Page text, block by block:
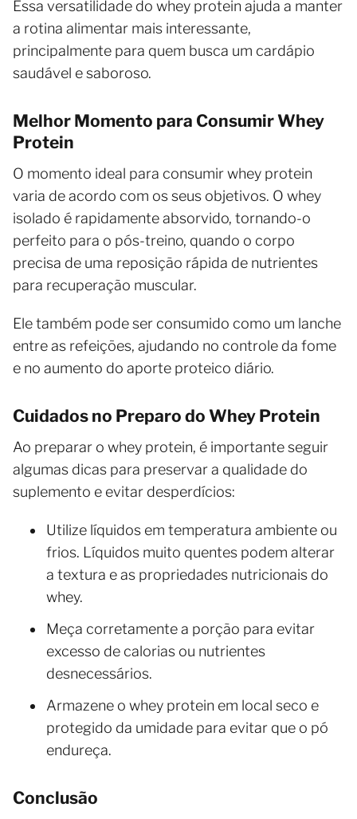
Essa versatilidade do whey protein ajuda a manter
a rotina alimentar mais interessante,
principalmente para quem busca um cardápio
saudável e saboroso.
Melhor Momento para Consumir Whey
Protein
O momento ideal para consumir whey protein
varia de acordo com os seus objetivos. O whey
isolado é rapidamente absorvido, tornando-o
perfeito para o pós-treino, quando o corpo
precisa de uma reposição rápida de nutrientes
para recuperação muscular.
Ele também pode ser consumido como um lanche
entre as refeições, ajudando no controle da fome
e no aumento do aporte proteico diário.
Cuidados no Preparo do Whey Protein
Ao preparar o whey protein, é importante seguir
algumas dicas para preservar a qualidade do
suplemento e evitar desperdícios:
Utilize líquidos em temperatura ambiente ou
frios. Líquidos muito quentes podem alterar
a textura e as propriedades nutricionais do
whey.
Meça corretamente a porção para evitar
excesso de calorias ou nutrientes
desnecessários.
Armazene o whey protein em local seco e
protegido da umidade para evitar que o pó
endureça.
Conclusão